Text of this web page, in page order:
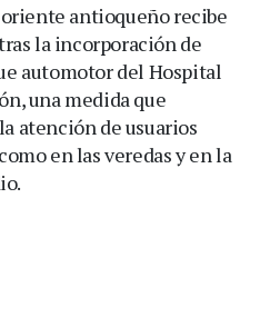
antioqueño recibe
la incorporación de
automotor del Hospital
una medida que
atención de usuarios
en las veredas y en la